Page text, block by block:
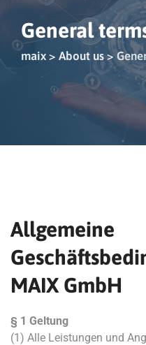
General
maix > About us>
Allgemeine
MAIX GmbH
§ 1 Geltung
(1) Alle Leistungen und